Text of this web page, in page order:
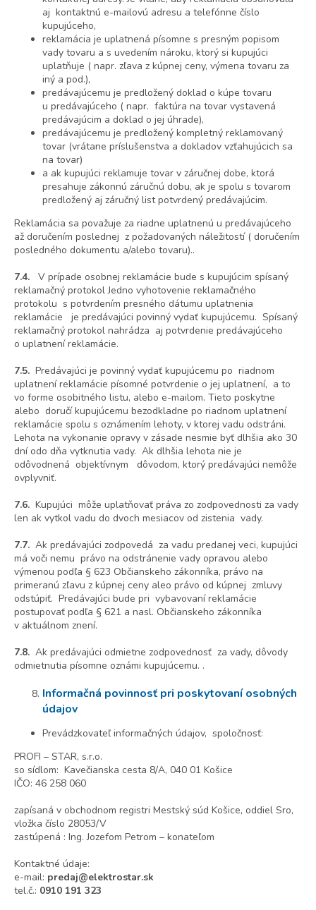
aj kontaktnú e-mailovú adresu a telefónne číslo
kupujúceho,
reklamácia je uplatnená písomne s presným popisom
vady tovaru a s uvedením nároku, ktorý si kupujúci
uplatňuje ( napr. zľava z kúpnej ceny, výmena tovaru za
iný a pod.),
predávajúcemu je predložený doklad o kúpe tovaru
u predávajúceho ( napr. faktúra na tovar vystavená
predávajúcim a doklad o jej úhrade),
predávajúcemu je predložený kompletný reklamovaný
tovar (vrátane príslušenstva a dokladov vzťahujúcich sa
na tovar)
a ak kupujúci reklamuje tovar v záručnej dobe, ktorá
presahuje zákonnú záručnú dobu, ak je spolu s tovarom
predložený aj záručný list potvrdený predávajúcim.
Reklamácia sa považuje za riadne uplatnenú u predávajúceho
až doručením poslednej z požadovaných náležitostí ( doručením
posledného dokumentu a/alebo tovaru)..
7.4.
V prípade osobnej reklamácie bude s kupujúcim spísaný
reklamačný protokol Jedno vyhotovenie reklamačného
protokolu s potvrdením presného dátumu uplatnenia
reklamácie je predávajúci povinný vydať kupujúcemu. Spísaný
reklamačný protokol nahrádza aj potvrdenie predávajúceho
o uplatnení reklamácie.
7.5. Predávajúci je povinný vydať kupujúcemu po riadnom
uplatnení reklamácie písomné potvrdenie o jej uplatnení, a to
vo forme osobitného listu, alebo e-mailom. Tieto poskytne
alebo doručí kupujúcemu bezodkladne po riadnom uplatnení
reklamácie spolu s oznámením lehoty, v ktorej vadu odstráni.
Lehota na vykonanie opravy v zásade nesmie byť dlhšia ako 30
dní odo dňa vytknutia vady. Ak dlhšia lehota nie je
odôvodnená objektívnym dôvodom, ktorý predávajúci nemôže
ovplyvniť.
7.6. Kupujúci môže uplatňovať práva zo zodpovednosti za vady
len ak vytkol vadu do dvoch mesiacov od zistenia vady.
7.7. Ak predávajúci zodpovedá za vadu predanej veci, kupujúci
má voči nemu právo na odstránenie vady opravou alebo
výmenou podľa § 623 Občianskeho zákonníka, právo na
primeranú zľavu z kúpnej ceny aleo právo od kúpnej zmluvy
odstúpiť. Predávajúci bude pri vybavovaní reklamácie
postupovať podľa § 621 a nasl. Občianskeho zákonníka
v aktuálnom znení.
7.8. Ak predávajúci odmietne zodpovednosť za vady, dôvody
odmietnutia písomne oznámi kupujúcemu. .
Informačná povinnosť pri poskytovaní osobných
údajov
Prevádzkovateľ informačných údajov, spoločnosť:
PROFI – STAR, s.r.o.
so sídlom: Kavečianska cesta 8/A, 040 01 Košice
IČO: 46 258 060
zapísaná v obchodnom registri Mestský súd Košice, oddiel Sro,
vložka číslo 28053/V
zastúpená : Ing. Jozefom Petrom – konateľom
Kontaktné údaje:
e-mail: predaj@elektrostar.sk
tel.č.: 0910 191 323